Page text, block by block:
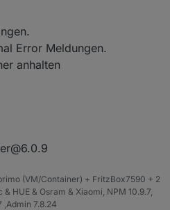
CPU C3538 @ 2.10GHz
254 T. 04:40:55
[object Object]
69.81 TB
44.85 TB
Error Meldungen.
anhalten
(VM/Container) + FritzBox7590 + 2
HUE & Osram & Xiaomi, NPM 10.9.7,
,Admin 7.8.24